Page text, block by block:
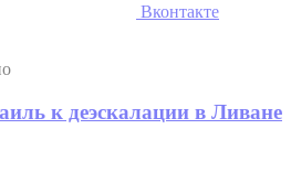
Вконтакте
к деэскалации в Ливане